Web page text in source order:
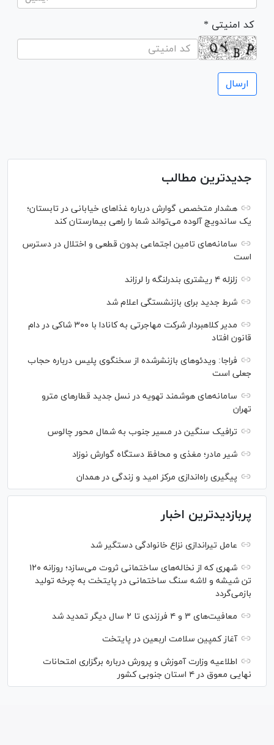
* کد امنیتی
جدیدترین مطالب
هشدار متخصص گوارش درباره غذا‌های خیابانی در تابستان؛
یک ساندویچ آلوده می‌تواند شما را راهی بیمارستان کند
سامانه‌های تامین اجتماعی بدون قطعی و اختلال در دسترس
است
زلزله ۴ ریشتری بندرلنگه را لرزاند
شرط جدید برای بازنشستگی اعلام شد
مدیر کلاهبردار شرکت مهاجرتی به کانادا با ۳۰۰ شاکی در دام
قانون افتاد
فراجا: ویدئو‌های بازنشرشده از سخنگوی پلیس درباره حجاب
جعلی است
سامانه‌های هوشمند تهویه در نسل جدید قطار‌های مترو
تهران
ترافیک سنگین در مسیر جنوب به شمال محور چالوس
شیر مادر؛ مغذی و محافظ دستگاه گوارش نوزاد
پیگیری راه‌اندازی مرکز امید و زندگی در همدان
پربازدیدترین اخبار
عامل تیراندازی نزاع خانوادگی دستگیر شد
شهری که از نخاله‌های ساختمانی ثروت می‌سازد؛ روزانه ۱۲۰
تن شیشه و لاشه سنگ ساختمانی در پایتخت به چرخه تولید
بازمی‌گردد
معافیت‌های ۳ و ۴ فرزندی تا ۲ سال دیگر تمدید شد
آغاز کمپین سلامت اربعین در پایتخت
اطلاعیه وزارت آموزش و پرورش درباره برگزاری امتحانات
نهایی معوق در ۴ استان جنوبی کشور